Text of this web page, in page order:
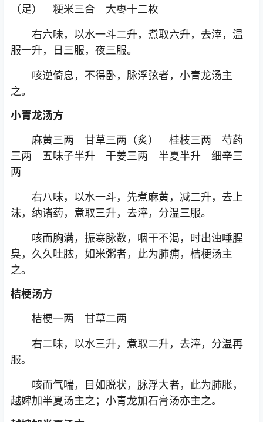
（足） 粳米三合 大枣十二枚
右六味，以水一斗二升，煮取六升，去滓，温
服一升，日三服，夜三服。
咳逆倚息，不得卧，脉浮弦者，小青龙汤主
之。
小青龙汤方
麻黄三两 甘草三两（炙） 桂枝三两 芍药
三两 五味子半升 干姜三两 半夏半升 细辛三
两
右八味，以水一斗，先煮麻黄，减二升，去上
沫，纳诸药，煮取三升，去滓，分温三服。
咳而胸满，振寒脉数，咽干不渴，时出浊唾腥
臭，久久吐脓，如米粥者，此为肺痈，桔梗汤主
之。
桔梗汤方
桔梗一两 甘草二两
右二味，以水三升，煮取二升，去滓，分温再
服。
咳而气喘，目如脱状，脉浮大者，此为肺胀，
越婢加半夏汤主之；小青龙加石膏汤亦主之。